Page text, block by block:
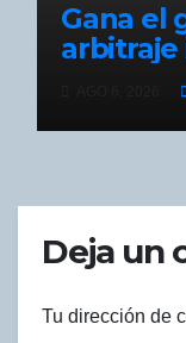
Gana el
adeudo
Deja un
Tu dirección de